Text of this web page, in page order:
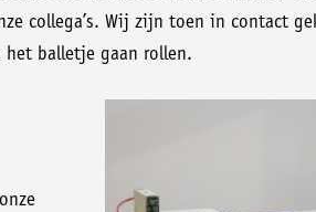
collega’s. Wij zijn toen in contact
het balletje gaan rollen.